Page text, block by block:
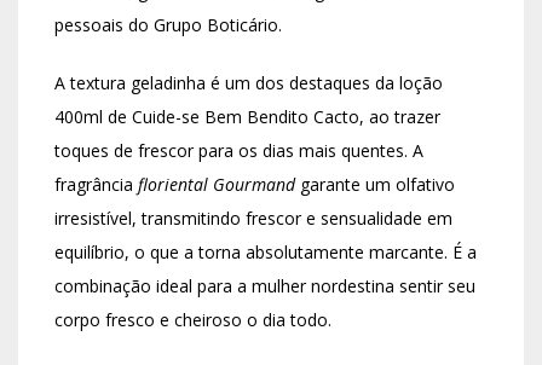
pessoais do Grupo Boticário.
A textura geladinha é um dos destaques da loção
400ml de Cuide-se Bem Bendito Cacto, ao trazer
toques de frescor para os dias mais quentes. A
fragrância floriental Gourmandgarante um olfativo
irresistível, transmitindo frescor e sensualidade em
equilíbrio, o que a torna absolutamente marcante. É a
combinação ideal para a mulher nordestina sentir seu
corpo fresco e cheiroso o dia todo.